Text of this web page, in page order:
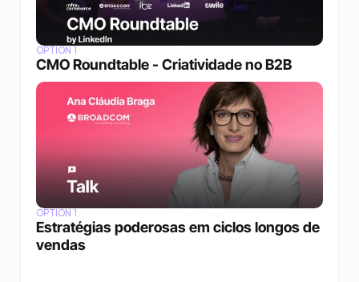
OPTION 1
CMO Roundtable - Criatividade no B2B
OPTION 1
Estratégias poderosas em ciclos longos de
vendas